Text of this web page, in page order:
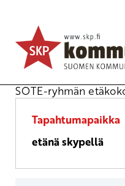
SOTE-työryhmän
Kokous
ma 10.3.2025 klo
SOTE-ryhmän
Tapahtumapaikka
etänä skypellä